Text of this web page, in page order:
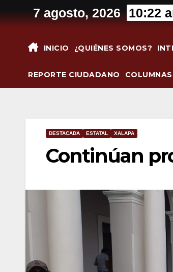
al
7 agosto, 2026 10:22
INICIO ¿QUIÉNES SOMOS?
REPORTE CIUDADANO COLUMNAS
DESTACADA ESTATAL XALAPA
Continúan